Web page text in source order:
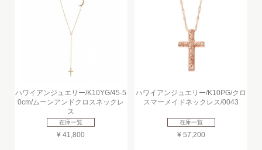
ハワイアンジュエリー/K10YG/45-5
0cm/ムーンアンドクロスネックレ
ス
在庫一覧
¥ 41,800
ハワイアンジュエリー/K10PG/クロ
スマーメイドネックレス/0043
在庫一覧
¥ 57,200